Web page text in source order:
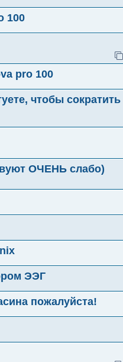
100
pro 100
чтобы сократить
ОЧЕНЬ слабо)
ЭЭГ
пожалуйста!